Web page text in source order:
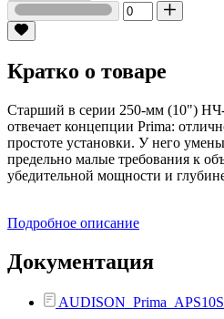
Кратко о товаре
Старший в серии 250-мм (10")
отвечает концепции Prima:
простоте установки. У него
предельно малые требования к
убедительной мощности и
Подробное описание
Документация